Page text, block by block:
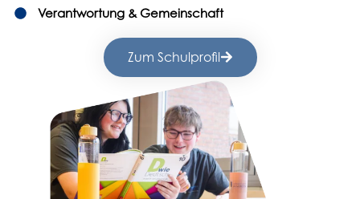
Verantwortung & Gemeinschaft
Zum Schulprofil